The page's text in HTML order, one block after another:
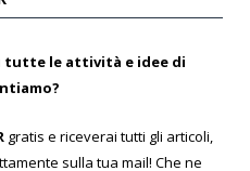
tutte le attività e idee di
gratis e riceverai tutti gli articoli,
sulla tua mail! Che ne